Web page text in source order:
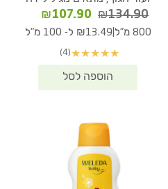
₪134.90
המחיר
המקורי
₪134.90.
₪107.90
המחיר
הנוכחי
800 מ"ל ₪13.49 ל- 100 מ"ל
★
★
★
★
★
(4)